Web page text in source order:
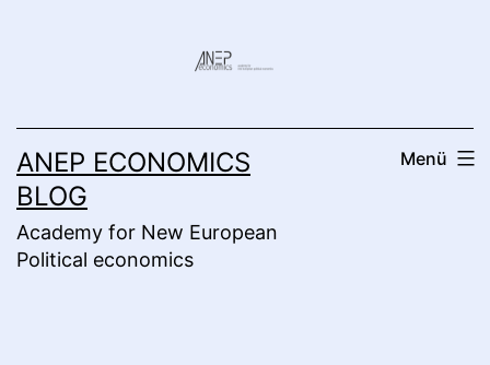
ANEP ECONOMICS
BLOG
Academy for New European
Political economics
Menü